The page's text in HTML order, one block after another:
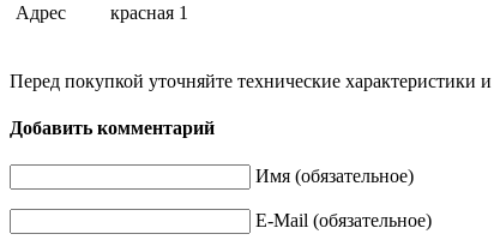
Адрес
красная 1
Перед покупкой уточняйте технические характеристики
Добавить комментарий
Имя (обязательное)
E-Mail (обязательное)